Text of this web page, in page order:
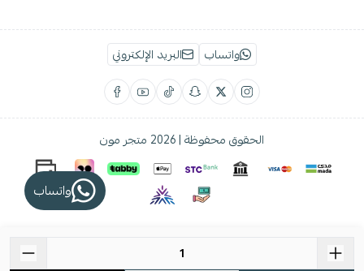
واتساب البريد الإلكتروني
الحقوق محفوظة | 2026 متجر مون
واتساب